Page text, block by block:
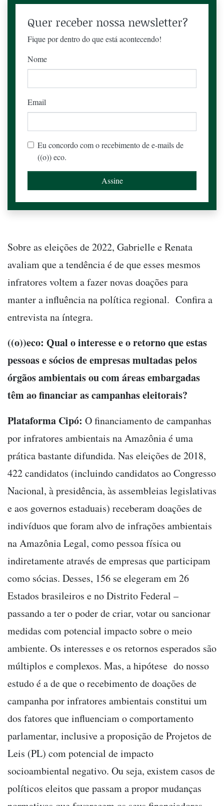
Quer receber nossa newsletter?
Fique por dentro do que está acontecendo!
Nome
Email
Eu concordo com o recebimento de e-mails de
((o)) eco.
Sobre as eleições de 2022, Gabrielle e Renata
avaliam que a tendência é de que esses mesmos
infratores voltem a fazer novas doações para
manter a influência na política regional. Confira a
entrevista na íntegra.
((o))eco: Qual o interesse e o retorno que estas
pessoas e sócios de empresas multadas pelos
órgãos ambientais ou com áreas embargadas
têm ao financiar as campanhas eleitorais?
Plataforma Cipó: O financiamento de campanhas
por infratores ambientais na Amazônia é uma
prática bastante difundida. Nas eleições de 2018,
422 candidatos (incluindo candidatos ao Congresso
Nacional, à presidência, às assembleias legislativas
e aos governos estaduais) receberam doações de
indivíduos que foram alvo de infrações ambientais
na Amazônia Legal, como pessoa física ou
indiretamente através de empresas que participam
como sócias. Desses, 156 se elegeram em 26
Estados brasileiros e no Distrito Federal –
passando a ter o poder de criar, votar ou sancionar
medidas com potencial impacto sobre o meio
ambiente. Os interesses e os retornos esperados são
múltiplos e complexos. Mas, a hipótese do nosso
estudo é a de que o recebimento de doações de
campanha por infratores ambientais constitui um
dos fatores que influenciam o comportamento
parlamentar, inclusive a proposição de Projetos de
Leis (PL) com potencial de impacto
socioambiental negativo. Ou seja, existem casos de
políticos eleitos que passam a propor mudanças